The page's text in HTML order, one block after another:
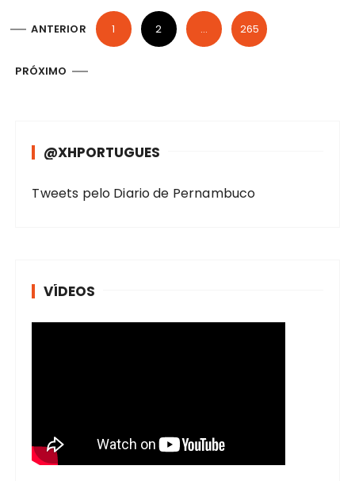
g
ANTERIOR 1 2 … 265
PRÓXIMO
@XHPORTUGUES
Tweets pelo Diario de Pernambuco
VÍDEOS